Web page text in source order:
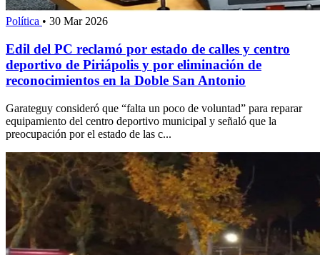
Política • 30 Mar 2026
Edil del PC reclamó por estado de calles y centro
deportivo de Piriápolis y por eliminación de
reconocimientos en la Doble San Antonio
Garateguy consideró que “falta un poco de voluntad” para reparar
equipamiento del centro deportivo municipal y señaló que la
preocupación por el estado de las c...